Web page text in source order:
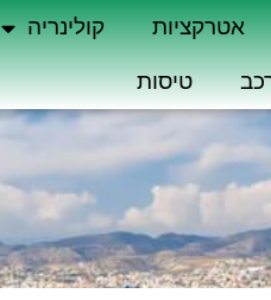
אטרקציות קולינריה
טיסות